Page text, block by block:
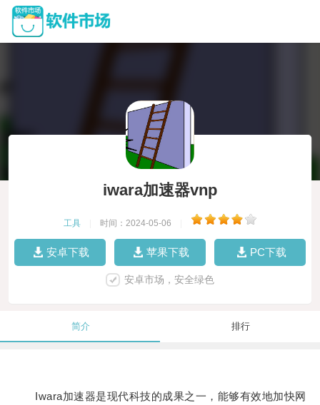
iwara加速器vnp
工具 时间：2024-05-06
安卓下载 苹果下载 PC下载
安卓市场，安全绿色
简介 排行
Iwara加速器是现代科技的成果之一，能够有效地加快网